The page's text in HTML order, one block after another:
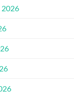
2026